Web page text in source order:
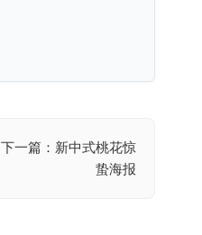
下一篇：新中式桃花惊
蛰海报